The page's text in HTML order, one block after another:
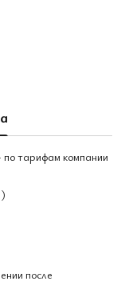
тарифам компании
после